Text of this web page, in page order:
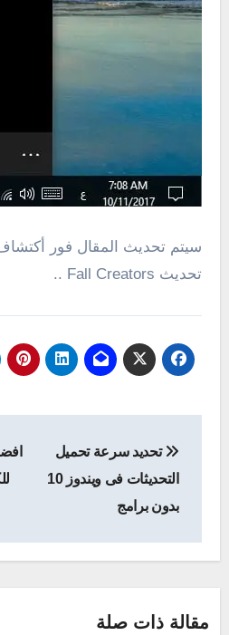
سيتم تحديث المقال فور
تحديث Fall Creators ..
المقالات
تحديد سرعة تحميل
التحديثات فى ويندوز 10
بدون برامج
مقالة ذات صلة